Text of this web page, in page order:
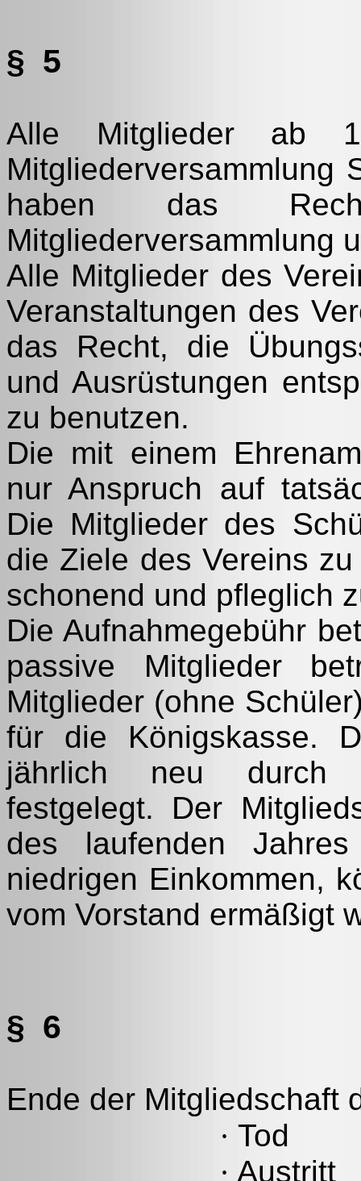
§ 5
Alle Mitglieder ab
Mitgliederversammlung
haben das
Mitgliederversammlung
Alle Mitglieder des
Veranstaltungen des
das Recht, die
und Ausrüstungen
zu benutzen.
Die mit einem
nur Anspruch auf
Die Mitglieder des
die Ziele des Vereins
schonend und pfleglich
Die Aufnahmegebühr
passive Mitglieder
Mitglieder (ohne
für die Königskasse.
jährlich neu durch
festgelegt. Der
des laufenden
niedrigen Einkommen,
vom Vorstand ermäßigt
§ 6
Ende der Mitgliedschaft
· Tod
· Austritt